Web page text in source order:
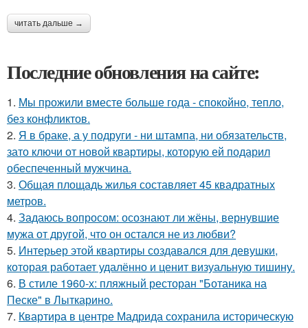
читать дальше →
Последние обновления на сайте:
1. Мы прожили вместе больше года - спокойно, тепло,
без конфликтов.
2. Я в браке, а у подруги - ни штампа, ни обязательств,
зато ключи от новой квартиры, которую ей подарил
обеспеченный мужчина.
3. Общая площадь жилья составляет 45 квадратных
метров.
4. Задаюсь вопросом: осознают ли жёны, вернувшие
мужа от другой, что он остался не из любви?
5. Интерьер этой квартиры создавался для девушки,
которая работает удалённо и ценит визуальную тишину.
6. В стиле 1960-х: пляжный ресторан "Ботаника на
Песке" в Лыткарино.
7. Квартира в центре Мадрида сохранила историческую